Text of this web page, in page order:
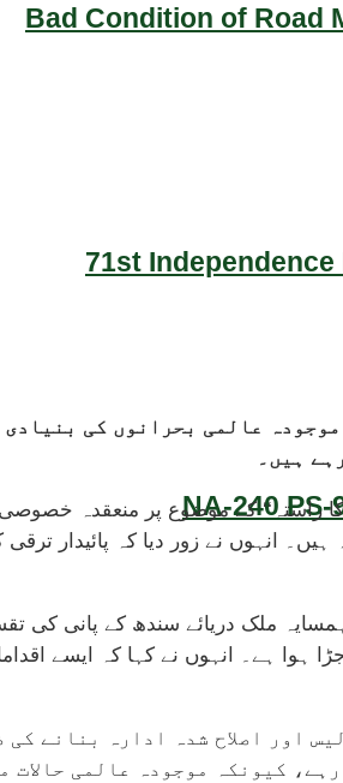
Bad Condition of Road
71st
NA-240
عالمی بحرانوں کی
ہیں۔
کا راستہ‘‘ کے موضوع پر منعقدہ
انہوں نے زور دیا کہ پائیدار
ملک دریائے سندھ کے پانی کی
اور روزگار سے جڑا ہوا ہے۔ انہوں نے
اور اصلاح شدہ ادارہ بنانے
کیونکہ موجودہ عالمی